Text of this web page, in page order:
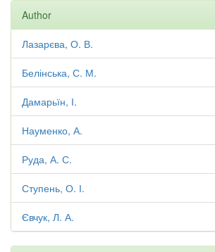
Author
Лазарєва, О. В.
Белінська, С. М.
Дамарьїн, І.
Науменко, А.
Руда, А. С.
Ступень, О. І.
Євчук, Л. А.